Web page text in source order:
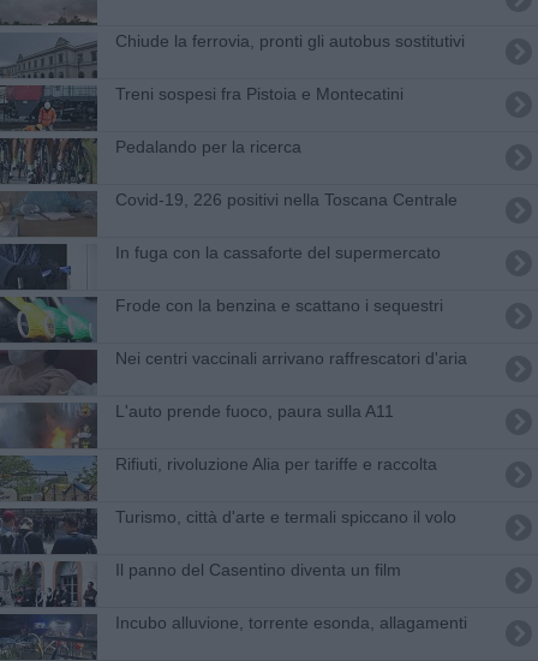
Chiude la ferrovia, pronti gli autobus sostitutivi
Treni sospesi fra Pistoia e Montecatini
Pedalando per la ricerca
Covid-19, 226 positivi nella Toscana Centrale
In fuga con la cassaforte del supermercato
Frode con la benzina e scattano i sequestri
Nei centri vaccinali arrivano raffrescatori d'aria
L'auto prende fuoco, paura sulla A11
Rifiuti, rivoluzione Alia per tariffe e raccolta
Turismo, città d'arte e termali spiccano il volo
Il panno del Casentino diventa un film
Incubo alluvione, torrente esonda, allagamenti